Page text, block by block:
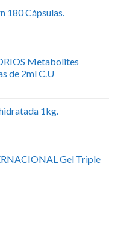
180 Cápsulas.
Metabolites
de 2ml C.U
1kg.
Gel Triple